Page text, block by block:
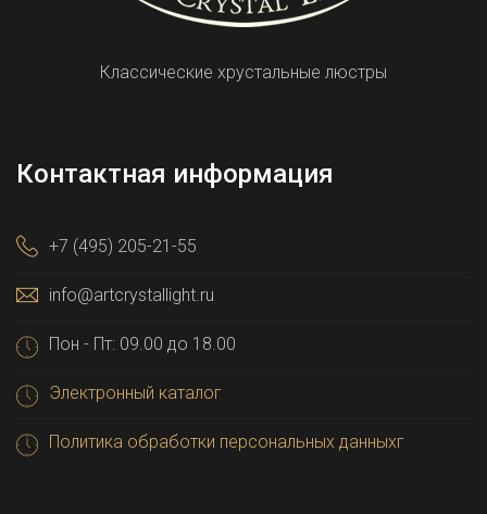
Классические хрустальные люстры
Контактная информация
+7 (495) 205-21-55
info@artcrystallight.ru
Пон - Пт: 09.00 до 18.00
Электронный каталог
Политика обработки персональных данныхг